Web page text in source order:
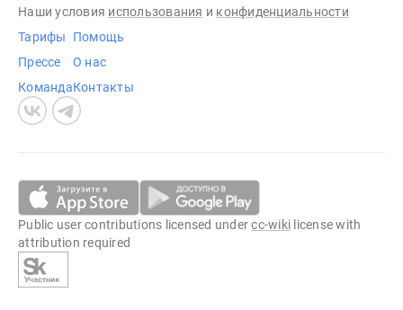
Наши условия использования и конфиденциальности
Тарифы
Прессе
Команда
Помощь
О нас
Контакты
Public user contributions licensed undercc-wiki license with
attribution required